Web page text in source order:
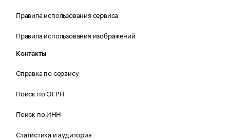
Правила использования сервиса
Правила использования изображений
Контакты
Справка по сервису
Поиск по ОГРН
Поиск по ИНН
Статистика и аудитория